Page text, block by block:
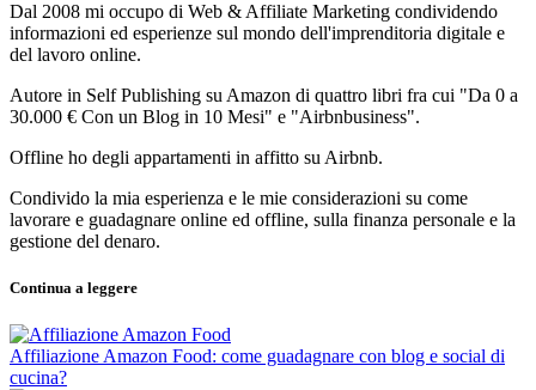
Dal 2008 mi occupo di Web & Affiliate Marketing condividendo
informazioni ed esperienze sul mondo dell'imprenditoria digitale e
del lavoro online.
Autore in Self Publishing su Amazon di quattro libri fra cui "Da 0 a
30.000 € Con un Blog in 10 Mesi" e "Airbnbusiness".
Offline ho degli appartamenti in affitto su Airbnb.
Condivido la mia esperienza e le mie considerazioni su come
lavorare e guadagnare online ed offline, sulla finanza personale e la
gestione del denaro.
Continua a leggere
Affiliazione Amazon Food: come guadagnare con blog e social di
cucina?